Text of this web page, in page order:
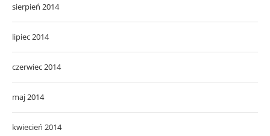
sierpień 2014
lipiec 2014
czerwiec 2014
maj 2014
kwiecień 2014